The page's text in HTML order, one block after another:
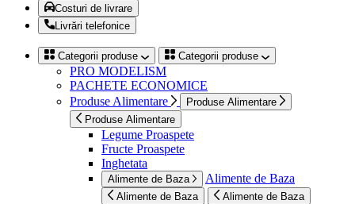
Costuri de livrare
Livrări telefonice
Categorii produse Categorii produse
PRO MODELISM
PACHETE ECONOMICE
Produse Alimentare
Produse Alimentare
Produse Alimentare
Legume Proaspete
Fructe Proaspete
Inghetata
Alimente de Baza Alimente de Baza
Alimente de Baza Alimente de Baza